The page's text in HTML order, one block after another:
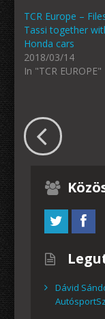
TCR Europe –
Tassi together
Honda cars
2018/03/14
In "TCR EUROPE"
Dávid